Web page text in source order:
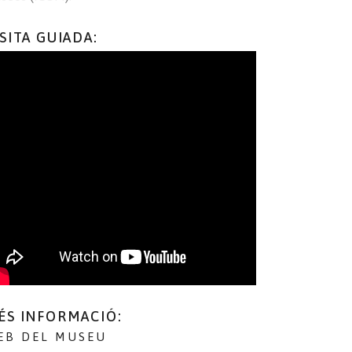
GUIADA:
INFORMACIÓ:
DEL MUSEU